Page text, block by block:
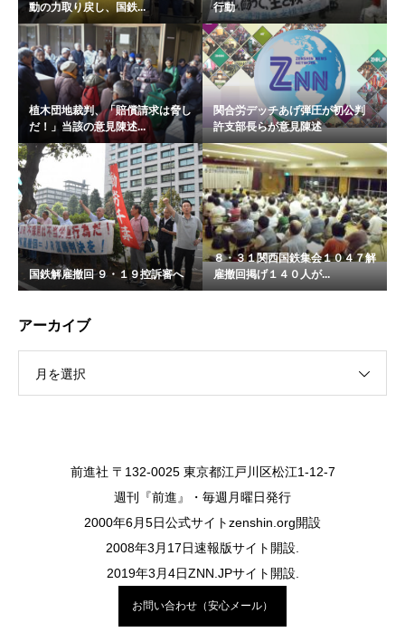
動の力取り戻し、国鉄...
行動
植木団地裁判、「賠償請求は脅し
だ！」当該の意見陳述...
関合労デッチあげ弾圧が初公判
許支部長らが意見陳述
国鉄解雇撤回 ９・１９控訴審へ
８・３１関西国鉄集会１０４７解
雇撤回掲げ１４０人が...
アーカイブ
月を選択
前進社 〒132-0025 東京都江戸川区松江1-12-7
週刊『前進』・毎週月曜日発行
2000年6月5日公式サイトzenshin.org開設
2008年3月17日速報版サイト開設.
2019年3月4日ZNN.JPサイト開設.
お問い合わせ（安心メール）